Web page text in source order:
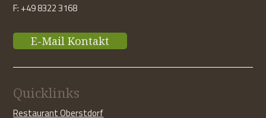
F: +49 8322 3168
E-Mail Kontakt
Quicklinks
Restaurant Oberstdorf